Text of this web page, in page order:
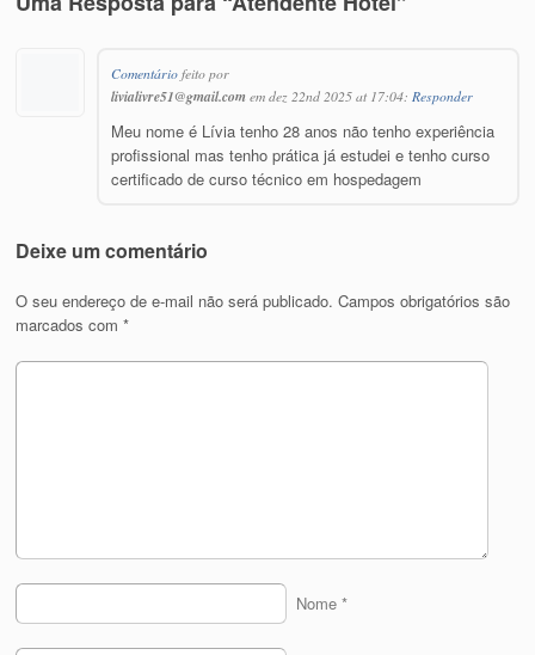
Comentáriofeito por
livialivre51@gmail.com em dez 22nd 2025 at 17:04: Responder
Meu nome é Lívia tenho 28 anos não tenho experiência
profissional mas tenho prática já estudei e tenho curso
certificado de curso técnico em hospedagem
Deixe um comentário
O seu endereço de e-mail não será publicado. Campos obrigatórios são
marcados com*
Nome *